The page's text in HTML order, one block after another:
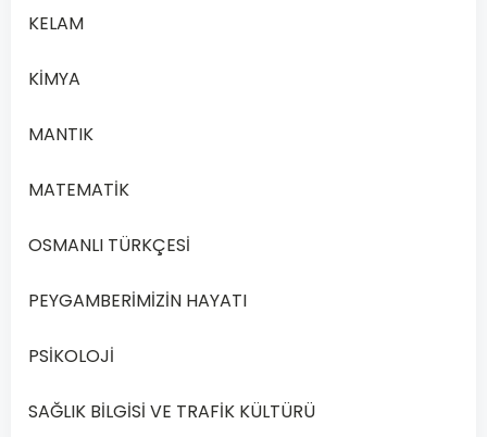
kurallarını
C
yapıyı bilimsel
Yeryüzüyle ilgili
inceler.
Önceki Sonraki
KELAM
KİMYA
MANTIK
MATEMATİK
OSMANLI TÜRKÇESİ
PEYGAMBERİMİZİN HAYATI
PSİKOLOJİ
SAĞLIK BİLGİSİ VE TRAFİK KÜLTÜRÜ